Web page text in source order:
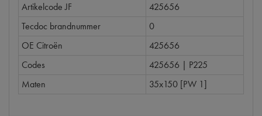
Artikelcode JF
425656
Tecdoc brandnummer
0
OE Citroën
425656
Codes
425656 | P225
Maten
35x150 [PW 1]